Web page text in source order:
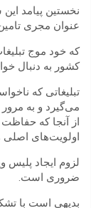
نخستین پیامد
عنوان مجری
که خود موج
کشور به دنبال
تبلیغاتی که
می‌گیرد و به
از آنجا که
اولویت‌های
لزوم ایجاد پلیس
ضروری است.
بدیهی است با